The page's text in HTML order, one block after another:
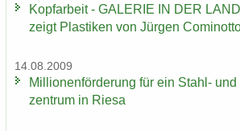
Kopf­ar­beit - GA­LE­RIE IN DER
zeigt Plas­ti­ken von Jür­gen
14.08.2009
Mil­lio­nen­för­de­rung für ein Stahl-​
zen­trum in Riesa